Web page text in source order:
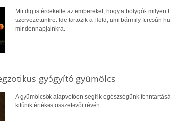
Mindig is érdekelte az embereket, hogy a bolygók milyen
szervezetünkre. Ide tartozik a Hold, ami bármily furcsán
mindennapjainkra.
gyógyító gyümölcs
A gyümölcsök alapvetően segítik egészségünk
kitűnik értékes összetevői révén.